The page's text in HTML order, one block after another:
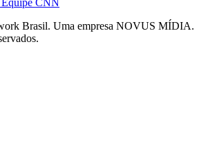
Brasil. Uma empresa NOVUS MÍDIA.